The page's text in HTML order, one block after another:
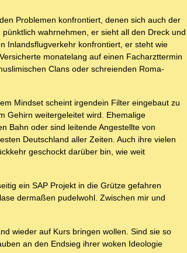
Problemen konfrontiert, denen sich auch der
wahrnehmen, er sieht all den Dreck und
Inlandsflugverkehr konfrontiert, er steht wie
monatelang auf einen Facharzttermin
Clans oder schreienden Roma-
Mindset scheint irgendein Filter eingebaut zu
Gehirn weitergeleitet wird. Ehemalige
Bahn oder sind leitende Angestellte von
Deutschland aller Zeiten. Auch ihre vielen
geschockt darüber bin, wie weit
ein SAP Projekt in die Grütze gefahren
dermaßen pudelwohl. Zwischen mir und
wieder auf Kurs bringen wollen. Sind sie so
an den Endsieg ihrer woken Ideologie